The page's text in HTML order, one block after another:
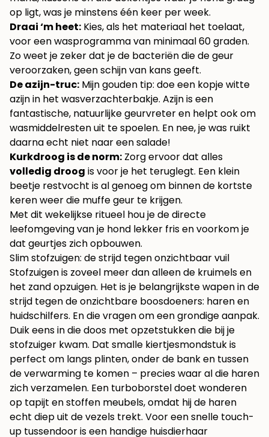
op ligt, was je minstens één keer per week.
Draai ‘m heet: Kies, als het materiaal het toelaat,
voor een wasprogramma van minimaal 60 graden.
Zo weet je zeker dat je de bacteriën die de geur
veroorzaken, geen schijn van kans geeft.
De azijn-truc: Mijn gouden tip: doe een kopje witte
azijn in het wasverzachterbakje. Azijn is een
fantastische, natuurlijke geurvreter en helpt ook om
wasmiddelresten uit te spoelen. En nee, je was ruikt
daarna echt niet naar een salade!
Kurkdroog is de norm: Zorg ervoor dat alles
volledig droog is voor je het teruglegt. Een klein
beetje restvocht is al genoeg om binnen de kortste
keren weer die muffe geur te krijgen.
Met dit wekelijkse ritueel hou je de directe
leefomgeving van je hond lekker fris en voorkom je
dat geurtjes zich opbouwen.
Slim stofzuigen: de strijd tegen onzichtbaar vuil
Stofzuigen is zoveel meer dan alleen de kruimels en
het zand opzuigen. Het is je belangrijkste wapen in de
strijd tegen de onzichtbare boosdoeners: haren en
huidschilfers. En die vragen om een grondige aanpak.
Duik eens in die doos met opzetstukken die bij je
stofzuiger kwam. Dat smalle kiertjesmondstuk is
perfect om langs plinten, onder de bank en tussen
de verwarming te komen – precies waar al die haren
zich verzamelen. Een turboborstel doet wonderen
op tapijt en stoffen meubels, omdat hij de haren
echt diep uit de vezels trekt. Voor een snelle touch-
up tussendoor is een handige huisdierhaar